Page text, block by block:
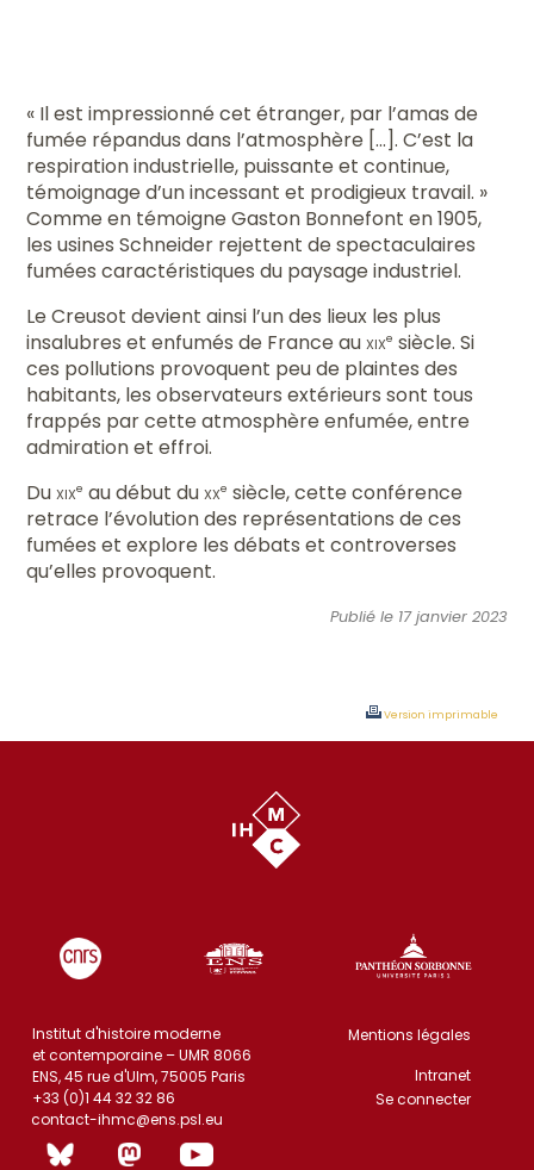
« Il est impressionné cet étranger, par l’amas de
fumée répandus dans l’atmosphère [...]. C’est la
respiration industrielle, puissante et continue,
témoignage d’un incessant et prodigieux travail. »
Comme en témoigne Gaston Bonnefont en 1905,
les usines Schneider rejettent de spectaculaires
fumées caractéristiques du paysage industriel.
Le Creusot devient ainsi l’un des lieux les plus
insalubres et enfumés de France auxixe siècle. Si
ces pollutions provoquent peu de plaintes des
habitants, les observateurs extérieurs sont tous
frappés par cette atmosphère enfumée, entre
admiration et effroi.
Duxixe au début duxxe siècle, cette conférence
retrace l’évolution des représentations de ces
fumées et explore les débats et controverses
qu’elles provoquent.
Publié le 17 janvier 2023
Version imprimable
Institut d'histoire moderne
et contemporaine – UMR 8066
ENS, 45 rue d'Ulm, 75005 Paris
+33 (0)1 44 32 32 86
contact-ihmc@ens.psl.eu
Mentions légales
Intranet
Se connecter